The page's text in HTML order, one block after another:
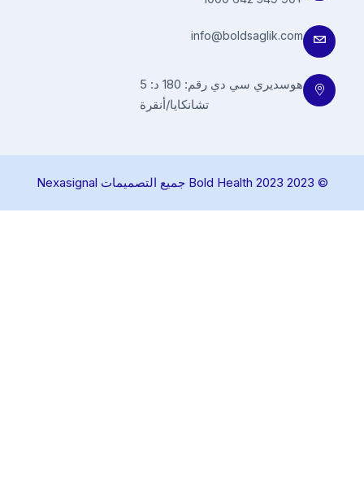
info@boldsaglik.com
هوسديري سي دي رقم: 180 د: 5
تشانكايا/أنقرة